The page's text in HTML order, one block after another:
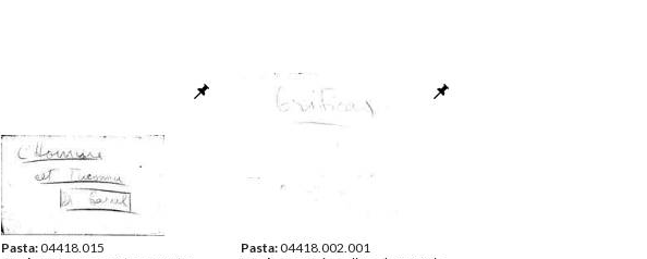
Pasta:04418.015
Pasta:04418.002.001